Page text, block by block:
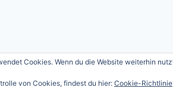
© 2026 Andreas
Cookies. Wenn du die Website weiterhin
von Cookies, findest du hier: Cookie-Richtlinie